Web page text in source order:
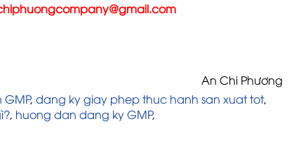
An Chi Phương
, dang ky giay phep thuc hanh san xuat tot,
, huong dan dang ky GMP,